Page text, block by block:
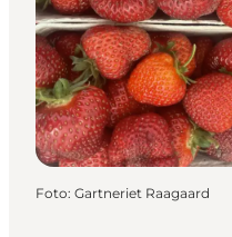
Foto: Gartneriet Raagaard